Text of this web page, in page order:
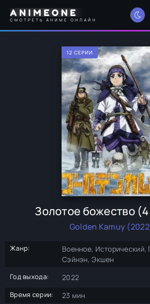
ANIMEONE
СМОТРЕТЬ АНИМЕ ОНЛАЙН
12 СЕРИИ
Золотое божество
Golden Kamuy
Жанр:
Военное, Исторический,
Сэйнэн, Экшен
Год выхода: 2022
Время серии: 23 мин